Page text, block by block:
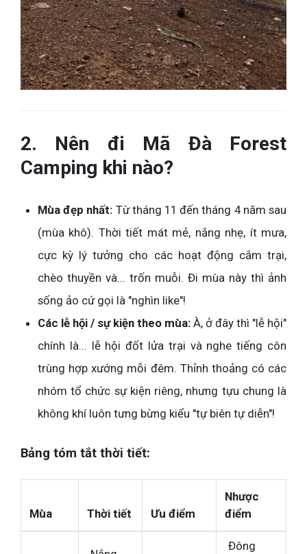
2. Nên đi Mã Đà Forest
Camping khi nào?
Mùa đẹp nhất: Từ tháng 11 đến tháng 4 năm sau
(mùa khô). Thời tiết mát mẻ, nắng nhẹ, ít mưa,
cực kỳ lý tưởng cho các hoạt động cắm trại,
chèo thuyền và... trốn muỗi. Đi mùa này thì ảnh
sống ảo cứ gọi là "nghìn like"!
Các lễ hội / sự kiện theo mùa: À, ở đây thì "lễ hội"
chính là... lễ hội đốt lửa trại và nghe tiếng côn
trùng hợp xướng mỗi đêm. Thỉnh thoảng có các
nhóm tổ chức sự kiện riêng, nhưng tựu chung là
không khí luôn tưng bừng kiểu "tự biên tự diễn"!
Bảng tóm tắt thời tiết:
Mùa Thời tiết Ưu điểm
Nhược
điểm
Đông